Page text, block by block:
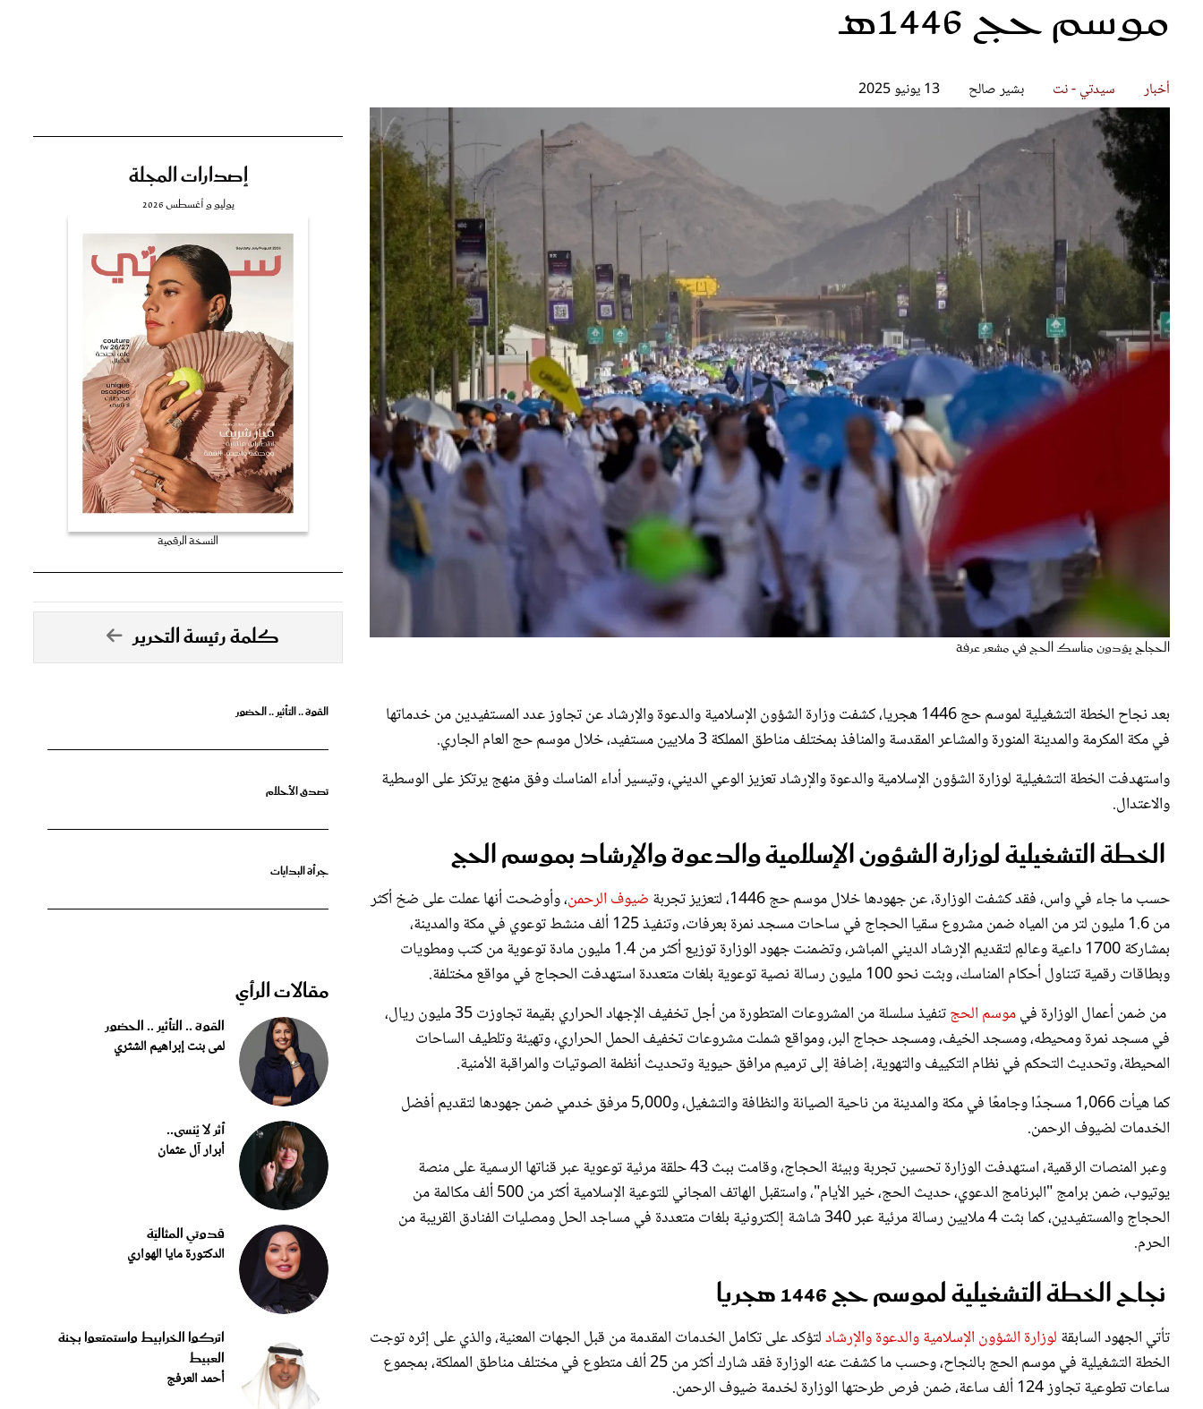
موسم حج 1446هـ
أخبار سيدتي - نت بشير صالح 13 يونيو 2025
الحجاج يؤدون مناسك الحج في مشعر عرفة
بعد نجاح الخطة التشغيلية لموسم حج 1446 هجريا، كشفت وزارة الشؤون الإسلامية والدعوة والإرشاد عن تجاوز عدد المستفيدين من خدماتها
في مكة المكرمة والمدينة المنورة والمشاعر المقدسة والمنافذ بمختلف مناطق المملكة 3 ملايين مستفيد، خلال موسم حج العام الجاري.
واستهدفت الخطة التشغيلية لوزارة الشؤون الإسلامية والدعوة والإرشاد تعزيز الوعي الديني، وتيسير أداء المناسك وفق منهج يرتكز على الوسطية
والاعتدال.
الخطة التشغيلية لوزارة الشؤون الإسلامية والدعوة والإرشاد بموسم الحج
حسب ما جاء في واس، فقد كشفت الوزارة، عن جهودها خلال موسم حج 1446، لتعزيز تجربة ضيوف الرحمن، وأوضحت أنها عملت على ضخ أكثر
من 1.6 مليون لتر من المياه ضمن مشروع سقيا الحجاج في ساحات مسجد نمرة بعرفات، وتنفيذ 125 ألف منشط توعوي في مكة والمدينة،
بمشاركة 1700 داعية وعالمٍ لتقديم الإرشاد الديني المباشر، وتضمنت جهود الوزارة توزيع أكثر من 1.4 مليون مادة توعوية من كتب ومطويات
وبطاقات رقمية تتناول أحكام المناسك، وبثت نحو 100 مليون رسالة نصية توعوية بلغات متعددة استهدفت الحجاج في مواقع مختلفة.
من ضمن أعمال الوزارة فيموسم الحج
تنفيذ سلسلة من المشروعات المتطورة من أجل تخفيف الإجهاد الحراري بقيمة تجاوزت 35 مليون ريال،
في مسجد نمرة ومحيطه، ومسجد الخيف، ومسجد حجاج البر، ومواقع شملت مشروعات تخفيف الحمل الحراري، وتهيئة وتلطيف الساحات
المحيطة، وتحديث التحكم في نظام التكييف والتهوية، إضافة إلى ترميم مرافق حيوية وتحديث أنظمة الصوتيات والمراقبة الأمنية.
كما هيأت 1,066 مسجدًا وجامعًا في مكة والمدينة من ناحية الصيانة والنظافة والتشغيل، و5,000 مرفق خدمي ضمن جهودها لتقديم أفضل
الخدمات لضيوف الرحمن.
وعبر المنصات الرقمية، استهدفت الوزارة تحسين تجربة وبيئة الحجاج، وقامت ببث 43 حلقة مرئية توعوية عبر قناتها الرسمية على منصة
يوتيوب، ضمن برامج "البرنامج الدعوي، حديث الحج، خير الأيام"، واستقبل الهاتف المجاني للتوعية الإسلامية أكثر من 500 ألف مكالمة من
الحجاج والمستفيدين، كما بثت 4 ملايين رسالة مرئية عبر 340 شاشة إلكترونية بلغات متعددة في مساجد الحل ومصليات الفنادق القريبة من
الحرم.
نجاح الخطة التشغيلية لموسم حج 1446 هجريا
تأتي الجهود السابقة لوزارة الشؤون الإسلامية والدعوة والإرشادلتؤكد على تكامل الخدمات المقدمة من قبل الجهات المعنية، والذي على إثره توجت
الخطة التشغيلية في موسم الحج بالنجاح، وحسب ما كشفت عنه الوزارة فقد شارك أكثر من 25 ألف متطوع في مختلف مناطق المملكة، بمجموع
ساعات تطوعية تجاوز 124 ألف ساعة، ضمن فرص طرحتها الوزارة لخدمة ضيوف الرحمن.
إصدارات المجلة
يوليو و أغسطس 2026
النسخة الرقمية
كلمة رئيسة التحرير
القوة .. التأثير .. الحضور
تصدق الأحلام
جرأة البدايات
مقالات الرأي
القوة .. التأثير .. الحضور
لمى بنت إبراهيم الشثري
أثر لا يُنسى..
أبرار آل عثمان
قدوتي المثاليّة
الدكتورة مايا الهواري
اتركوا الخرابيط واستمتعوا بجنة
العبيط
أحمد العرفج
شباب وبنات
مجلة سيدتي
غلاف رفمي